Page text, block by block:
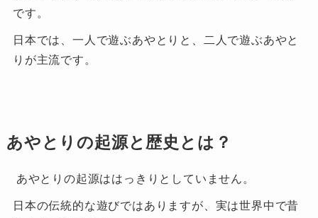
です。
日本では、一人で遊ぶあやとりと、二人で遊ぶあやと
りが主流です。
あやとりの起源と歴史とは？
あやとりの起源ははっきりとしていません。
日本の伝統的な遊びではありますが、実は世界中で昔